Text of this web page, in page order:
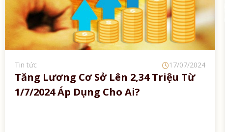
Tin tức 17/07/2024
Tăng Lương Cơ Sở Lên 2,34 Triệu Từ
1/7/2024 Áp Dụng Cho Ai?